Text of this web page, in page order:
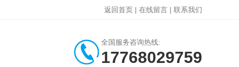
返回首页 | 在线留言 | 联系我们
全国服务咨询热线:
17768029759